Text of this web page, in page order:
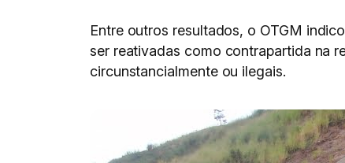
Entre outros resultados, o OTGM
ser reativadas como contrapartida na
circunstancialmente ou ilegais.